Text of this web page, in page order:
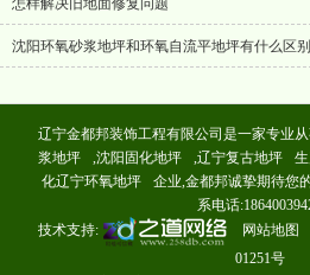
怎样解决旧地面修复问题
沈阳环氧砂浆地坪和环氧自流平地坪有什么区别
辽宁金都邦装饰工程有限公司是一家专业
浆地坪
,沈阳固化地坪 ,辽宁复古地坪
化辽宁环氧地坪
企业,金都邦诚挚期待您
系电话
技术支持:
网站地图
01251号